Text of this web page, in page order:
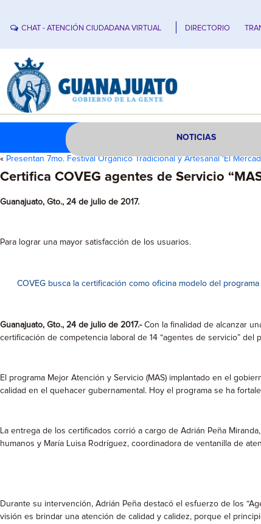
CHAT - ATENCIÓN CIUDADANA VIRTUAL DIRECTORIO
NOTICIAS
« Presentan 7mo. Festival Orgánico Tradicional y Artesanal ‘El
Certifica COVEG agentes de Servicio
Guanajuato, Gto., 24 de julio de 2017.
Para lograr una mayor satisfacción de los usuarios.
COVEG busca la certificación como oficina modelo del
Guanajuato, Gto., 24 de julio de 2017.- Con la finalidad de alcanzar
certificación de competencia laboral de 14 “agentes de servicio” del
El programa Mejor Atención y Servicio (MAS) implantado en el
calidad en el quehacer gubernamental. Hoy el programa se ha
La entrega de los certificados corrió a cargo de Adrián Peña
humanos y María Luisa Rodríguez, coordinadora de ventanilla de
Durante su intervención, Adrián Peña destacó el esfuerzo de los
visión es brindar una atención de calidad y calidez, porque el